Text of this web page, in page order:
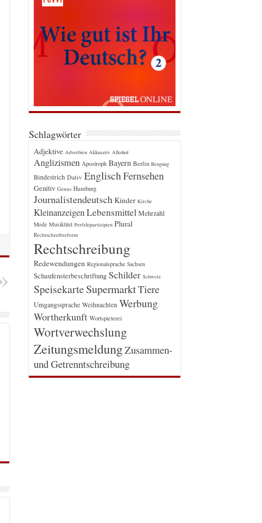
Schlagwörter
Adjektive Adverbien Akkusativ Alkohol
Anglizismen Apostroph Bayern Berlin Beugung
Bindestrich Dativ EnglischFernsehen
Genitiv Genus Hamburg
Journalistendeutsch Kinder Kirche
Kleinanzeigen Lebensmittel Mehrzahl
Mode Musiktitel Perfektpartizipien Plural
Rechtschreibreform
Rechtschreibung
Redewendungen Regionalsprache Sachsen
Schaufensterbeschriftung Schilder Schweiz
Speisekarte SupermarktTiere
Umgangssprache Weihnachten Werbung
Wortherkunft Wortspielerei
Wortverwechslung
ZeitungsmeldungZusammen-
und Getrenntschreibung